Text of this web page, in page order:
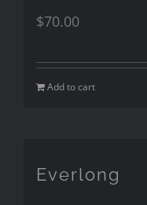
$70.00
Add to cart
Everlong